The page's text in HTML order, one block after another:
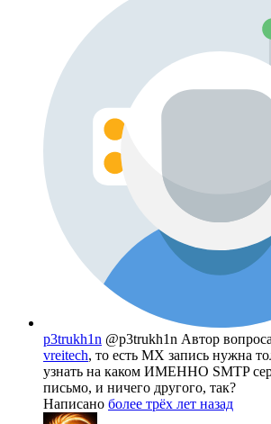
p3trukh1n @p3trukh1n Автор вопроса
vreitech, то есть MX запись нужна
узнать на каком ИМЕННО SMTP
письмо, и ничего другого, так?
Написано более трёх лет назад